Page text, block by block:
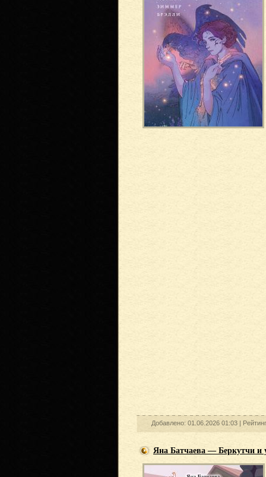
Добавлено: 01.06.2026 01:03 |
Яна Батчаева — Беркутчи и